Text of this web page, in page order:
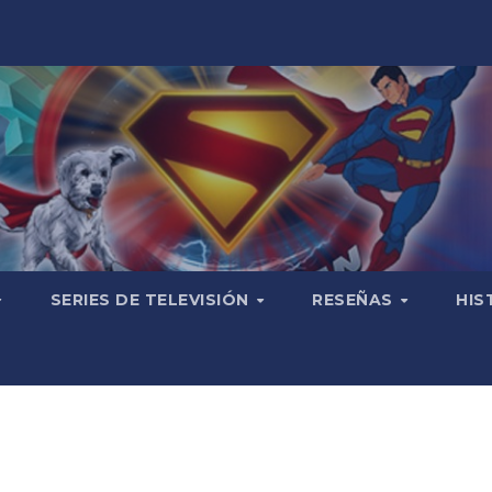
SERIES DE TELEVISIÓN RESEÑAS